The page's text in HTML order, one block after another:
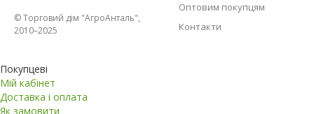
© Торговий дім "АгроАнталь",
2010–2025
Оптовим покупцям
Контакти
Покупцеві
Мій кабінет
Доставка і оплата
Як замовити